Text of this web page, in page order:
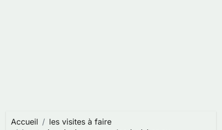
Accueil
les visites à faire